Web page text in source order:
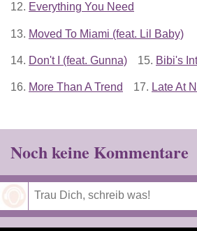
12. Everything You Need
13. Moved To Miami (feat. Lil Baby)
14. Don't I (feat. Gunna) 15. Bibi's
16. More Than A Trend 17. Late At
Noch keine Kommentare